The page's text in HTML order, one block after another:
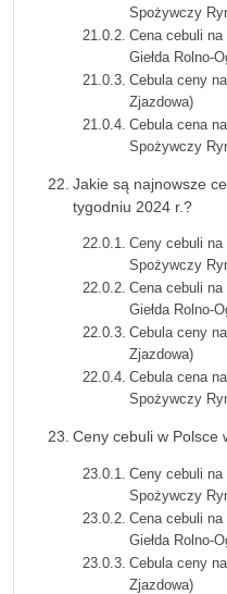
Spożywczy
Cena cebuli
Giełda Rolno-
Cebula ceny
Zjazdowa)
Cebula cena
Spożywczy
Jakie są najnowsze
tygodniu 2024 r.?
Ceny cebuli
Spożywczy
Cena cebuli
Giełda Rolno-
Cebula ceny
Zjazdowa)
Cebula cena
Spożywczy
Ceny cebuli w Polsce
Ceny cebuli
Spożywczy
Cena cebuli
Giełda Rolno-
Cebula ceny
Zjazdowa)